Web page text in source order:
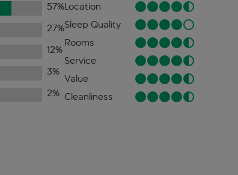
57%
27%
12%
3%
2%
Location
Sleep Quality
Rooms
Service
Value
Cleanliness